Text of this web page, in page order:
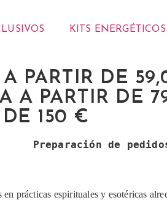
KITS ENERGÉTICOS
PARTIR DE
A PARTIR DE
150 €
Preparación de
prácticas espirituales y esotéricas